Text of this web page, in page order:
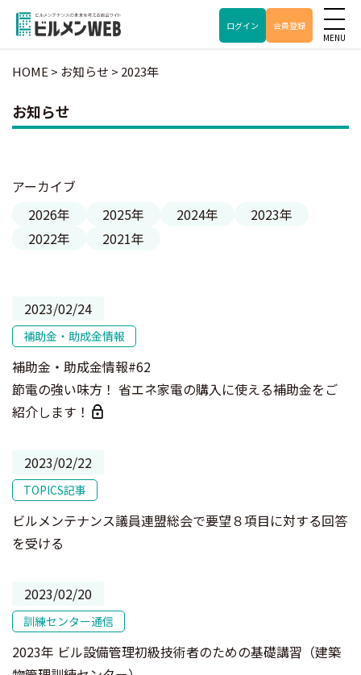
ログイン 会員登録
HOME > お知らせ > 2023年
お知らせ
アーカイブ
2026年
2025年 2024年
2023年
2022年
2021年
2023/02/24
補助金・助成金情報
補助金・助成金情報#62
節電の強い味方！ 省エネ家電の購入に使える補助金をご
紹介します！
2023/02/22
TOPICS記事
ビルメンテナンス議員連盟総会で要望８項目に対する回答
を受ける
2023/02/20
訓練センター通信
2023年 ビル設備管理初級技術者のための基礎講習（建築